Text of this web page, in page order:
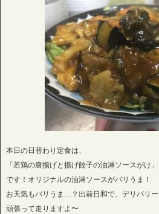
本日の日替わり定食は、
「若鶏の唐揚げと揚げ餃子の油淋ソースがけ」
です！オリジナルの油淋ソースがバリうま！
お天気もバリうま…？出前日和で、デリバリー
頑張って走りますよ〜